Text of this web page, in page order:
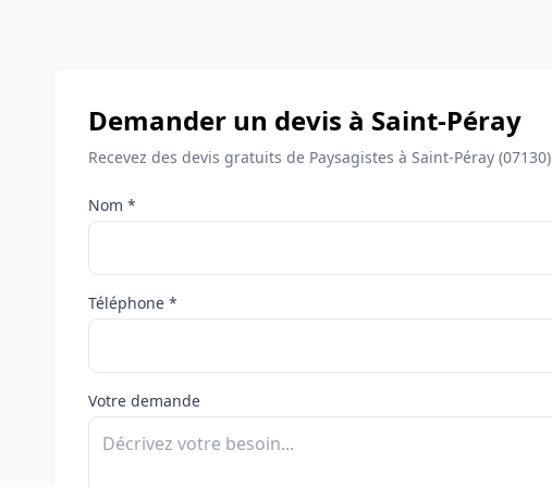
Demander un devis à Saint-Péray
Recevez des devis gratuits de Paysagistes à Saint-Péray (07130)
Nom *
Téléphone *
Votre demande